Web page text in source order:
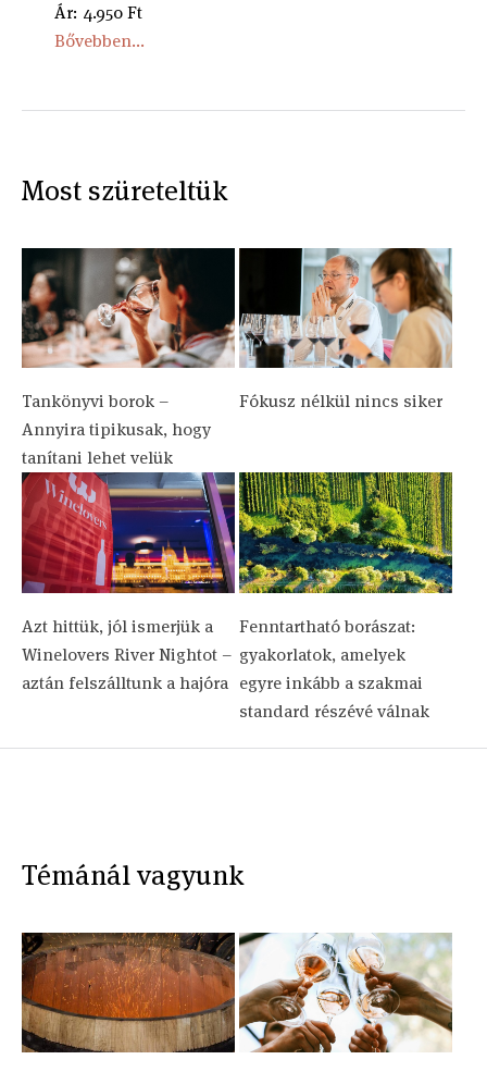
Ár: 4.950 Ft
Bővebben...
Most szüreteltük
Tankönyvi borok –
Annyira tipikusak, hogy
tanítani lehet velük
Fókusz nélkül nincs siker
Azt hittük, jól ismerjük a
Winelovers River Nightot –
aztán felszálltunk a hajóra
Fenntartható borászat:
gyakorlatok, amelyek
egyre inkább a szakmai
standard részévé válnak
Témánál vagyunk